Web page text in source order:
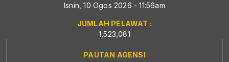
Isnin, 10 Ogos 2026 - 11:56am
JUMLAH PELAWAT :
1,523,081
PAUTAN AGENSI